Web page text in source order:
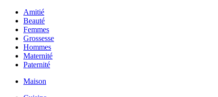
Amitié
Beauté
Femmes
Grossesse
Hommes
Maternité
Paternité
Maison